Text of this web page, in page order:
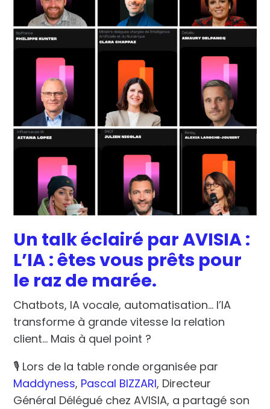
Un talk éclairé par AVISIA :
L’IA : êtes vous prêts pour
le raz de marée.
Chatbots, IA vocale, automatisation… l’IA
transforme à grande vitesse la relation
client… Mais à quel point ?
🎙️ Lors de la table ronde organisée par
Maddyness, Pascal BIZZARI, Directeur
Général Délégué chez AVISIA, a partagé son